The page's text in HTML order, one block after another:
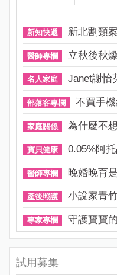
新知快遞 新北割頸
醫師專欄 立秋後秋
名人家庭 Janet謝怡
部落客專欄 不買手
家庭關係 為什麼不
寶貝健康 0.05%阿
醫師專欄 晚婚晚育
產後照護 小說家青
專家專欄 守護寶寶
試用募集